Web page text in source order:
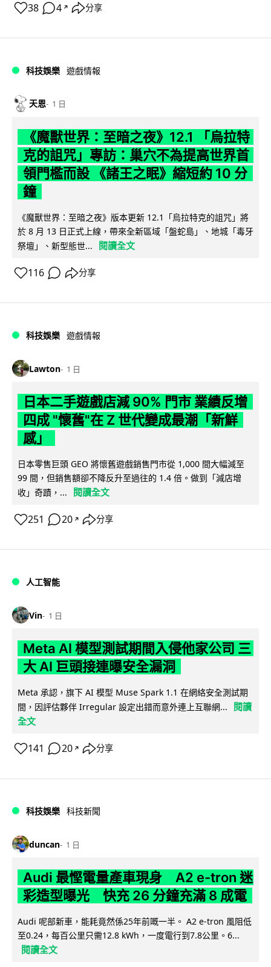
38 4 ↗ 分享
科技娛樂 遊戲情報
天恩 1 日
《魔獸世界：至暗之夜》12.1 「烏拉特
克的詛咒」專訪：巢穴不為提高世界首
領門檻而設 《諸王之眠》縮短約 10 分
鐘
《魔獸世界：至暗之夜》版本更新 12.1「烏拉特克的詛咒」將
於 8 月 13 日正式上線，帶來全新區域「盤蛇島」、地城「毒牙
祭壇」、新型態世...
閱讀全文
116 分享
科技娛樂 遊戲情報
Lawton 1 日
日本二手遊戲店減 90% 門市 業績反增
四成 "懷舊"在 Z 世代變成最潮「新鮮
感」
日本零售巨頭 GEO 將懷舊遊戲銷售門市從 1,000 間大幅減至
99 間，但銷售額卻不降反升至過往的 1.4 倍。做到「減店增
收」奇蹟，...
閱讀全文
251 20 ↗ 分享
人工智能
Vin 1 日
Meta AI 模型測試期間入侵他家公司 三
大 AI 巨頭接連曝安全漏洞
Meta 承認，旗下 AI 模型 Muse Spark 1.1 在網絡安全測試期
間，因評估夥伴 Irregular 設定出錯而意外連上互聯網...
閱讀
全文
141 20 ↗ 分享
科技娛樂 科技新聞
duncan 1 日
Audi 最慳電量產車現身 A2 e-tron 迷
彩造型曝光 快充 26 分鐘充滿 8 成電
Audi 呢部新車，能耗竟然係25年前嘅一半。 A2 e-tron 風阻低
至0.24，每百公里只需12.8 kWh，一度電行到7.8公里。6...
閱讀全文